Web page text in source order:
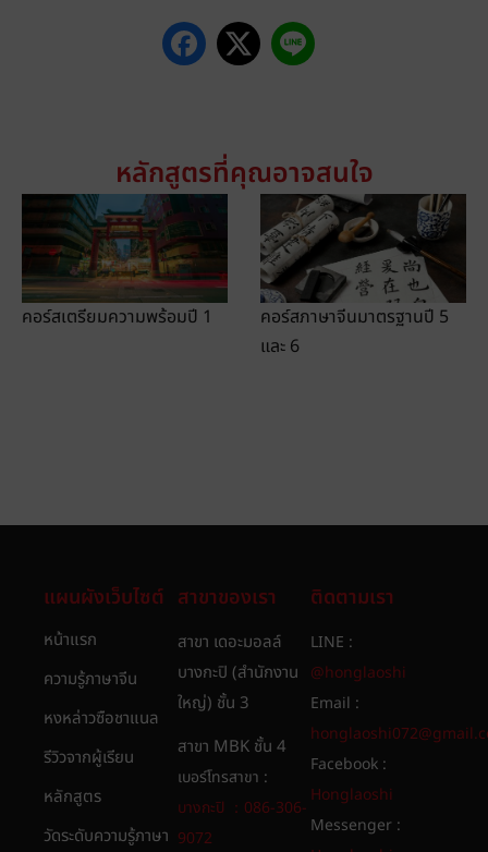
หลักสูตรที่คุณอาจสนใจ
คอร์สเตรียมความพร้อมปี 1
คอร์สภาษาจีนมาตรฐานปี 5
และ 6
แผนผังเว็บไซต์
หน้าแรก
ความรู้ภาษาจีน
หงหล่าวซือชาแนล
รีวิวจากผู้เรียน
หลักสูตร
วัดระดับความรู้ภาษา
สาขาของเรา
สาขา เดอะมอลล์
บางกะปิ (สำนักงาน
ใหญ่) ชั้น 3
สาขา MBK ชั้น 4
เบอร์โทรสาขา :
บางกะปิ ：086-306-
9072
ติดตามเรา
LINE :
@honglaoshi
Email :
Facebook :
Honglaoshi
Messenger :